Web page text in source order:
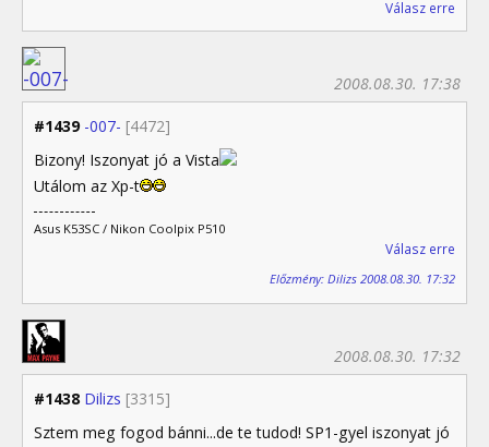
Válasz erre
#1439 -007- [4472]
2008.08.30. 17:38
Bizony! Iszonyat jó a Vista
Utálom az Xp-t
Asus K53SC / Nikon Coolpix P510
Válasz erre
Előzmény: Dilizs 2008.08.30. 17:32
#1438 Dilizs [3315]
2008.08.30. 17:32
Sztem meg fogod bánni...de te tudod! SP1-gyel iszonyat jó